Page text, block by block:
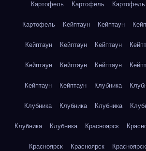
Картофель Картофель Картофель
Картофель Кейптаун Кейптаун
Кейптаун Кейптаун Кейптаун
Кейптаун Кейптаун Кейптаун
Кейптаун Кейптаун Клубника
Клубника Клубника Клубника
Клубника Клубника Красноярск
Красноярск Красноярск Красноярск